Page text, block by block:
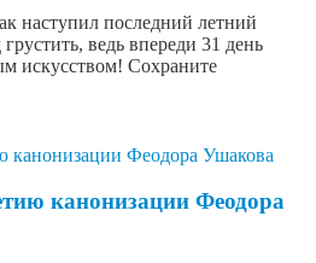
наступил последний летний
ведь впереди 31 день
искусством! Сохраните
канонизации Феодора